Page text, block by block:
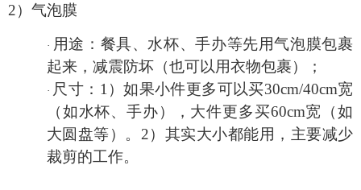
2）气泡膜
· 用途：餐具、水杯、手办等先用气泡膜包裹
起来，减震防坏（也可以用衣物包裹）；
· 尺寸： 1）如果小件更多可以买30cm/40cm宽
（如水杯、手办），大件更多买60cm宽（如
大圆盘等）。2）其实大小都能用，主要减少
裁剪的工作。